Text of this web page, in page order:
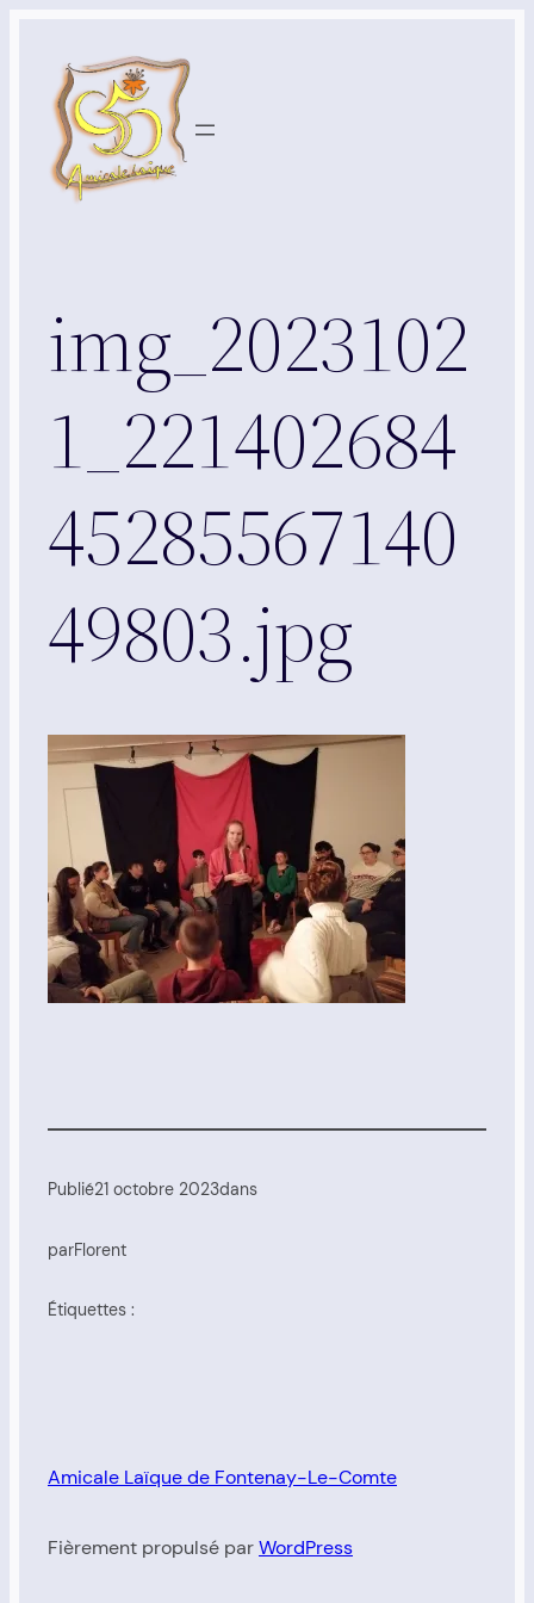
contenu
img_2023102
1_221402684
45285567140
49803.jpg
Publié21 octobre 2023dans
parFlorent
Étiquettes :
Amicale Laïque de Fontenay-Le-Comte
Fièrement propulsé parWordPress